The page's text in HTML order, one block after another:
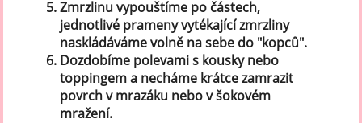
Zmrzlinu vypouštíme po částech,
jednotlivé prameny vytékající zmrzliny
naskládáváme volně na sebe do "kopců".
Dozdobíme polevami s kousky nebo
toppingem a necháme krátce zamrazit
povrch v mrazáku nebo v šokovém
mražení.